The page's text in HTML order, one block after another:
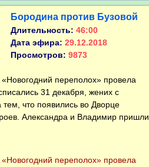
Бородина против Бузовой
Длительность: 46:00
Дата эфира: 29.12.2018
Просмотров: 9873
переполох» провела
31 декабря, жених с
что появились во Дворце
Александра и Владимир пришли
переполох» провела